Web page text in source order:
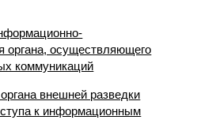
органа, осуществляющего
коммуникаций
внешней разведки
к информационным